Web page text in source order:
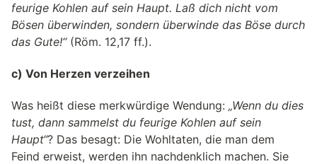
feurige Kohlen auf sein Haupt. Laß dich nicht vom
Bösen überwinden, sondern überwinde das Böse durch
das Gute!“(Röm. 12,17 ff.).
c) Von Herzen verzeihen
Was heißt diese merkwürdige Wendung: „Wenn du dies
tust, dann sammelst du feurige Kohlen auf sein
Haupt“? Das besagt: Die Wohltaten, die man dem
Feind erweist, werden ihn nachdenklich machen. Sie